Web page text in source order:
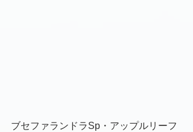
ブセファランドラSp・アップルリーフ